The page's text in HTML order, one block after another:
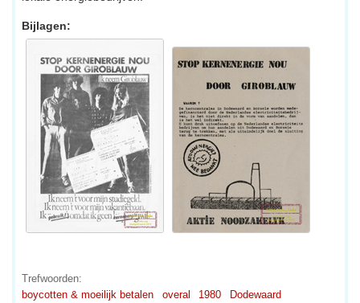
Bijlagen:
Trefwoorden:
boycotten & moeilijk betalen
overal 1980 Dodewaard